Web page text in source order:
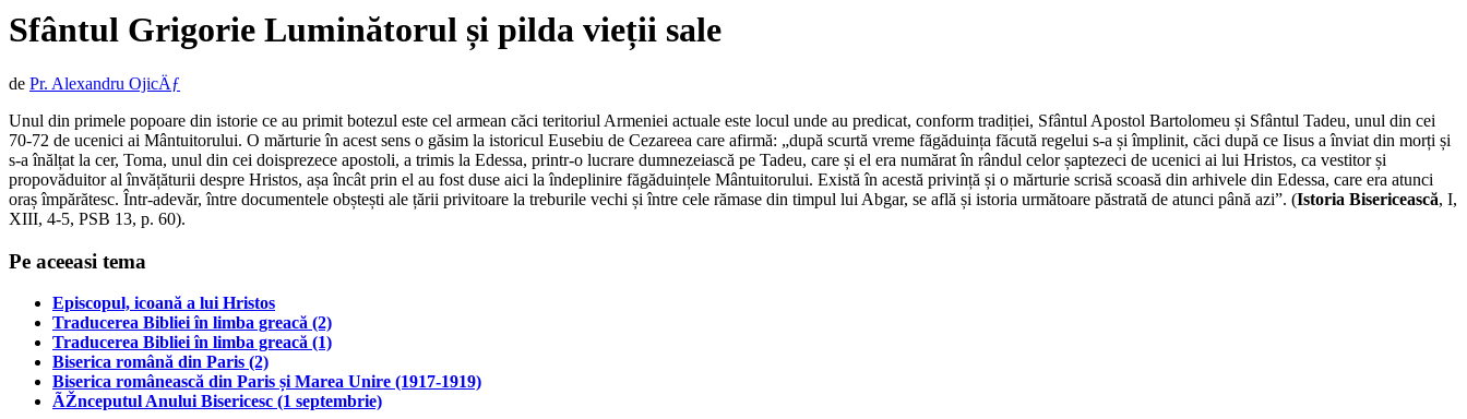
Sfântul Grigorie Luminătorul și pilda vieții sale
de Pr. Alexandru OjicÄƒ
Unul din primele popoare din istorie ce au primit botezul este cel armean căci teritoriul Armeniei actuale este locul unde au predicat, conform tradiției, Sfântul Apostol Bartolomeu și Sfântul Tadeu, unul din cei
70-72 de ucenici ai Mântuitorului. O mărturie în acest sens o găsim la istoricul Eusebiu de Cezareea care afirmă: „după scurtă vreme făgăduința făcută regelui s-a și împlinit, căci după ce Iisus a înviat din morți și
s-a înălțat la cer, Toma, unul din cei doisprezece apostoli, a trimis la Edessa, printr-o lucrare dumnezeiască pe Tadeu, care și el era numărat în rândul celor șaptezeci de ucenici ai lui Hristos, ca vestitor și
propovăduitor al învățăturii despre Hristos, așa încât prin el au fost duse aici la îndeplinire făgăduințele Mântuitorului. Există în acestă privință și o mărturie scrisă scoasă din arhivele din Edessa, care era atunci
oraș împărătesc. Într-adevăr, între documentele obștești ale țării privitoare la treburile vechi și între cele rămase din timpul lui Abgar, se află și istoria următoare păstrată de atunci până azi”. (Istoria Bisericească, I,
XIII, 4-5, PSB 13, p. 60).
Pe aceeasi tema
Episcopul, icoană a lui Hristos
Traducerea Bibliei în limba greacă (2)
Traducerea Bibliei în limba greacă (1)
Biserica română din Paris (2)
Biserica românească din Paris și Marea Unire (1917-1919)
ÃŽnceputul Anului Bisericesc (1 septembrie)